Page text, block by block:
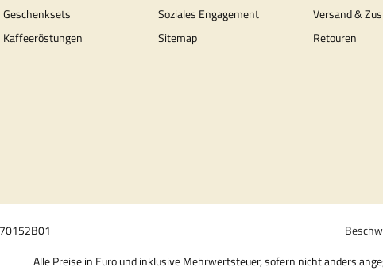
Geschenksets
Kaffeeröstungen
Soziales Engagement
Sitemap
Versand &
Retouren
Alle Preise in Euro und inklusive Mehrwertsteuer, sofern nicht anders